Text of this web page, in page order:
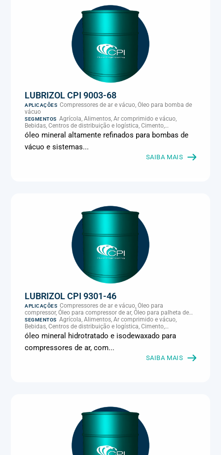
LUBRIZOL CPI 9003-68
APLICAÇÕES Compressores de ar e vácuo, Óleo para bomba de
vácuo
SEGMENTOS Agrícola, Alimentos, Ar comprimido e vácuo,
Bebidas, Centros de distribuição e logística, Cimento,
Climatização e HVAC, Data center, Eletroeletrônica, Embalagens
e latas, Energia (geração), Eólico, Farmacêutica e cosmética,
Frigoríficos e abate, Laticínios, Madeira e móveis,
Metalmecânica, Metalurgia e fundição, Mineração, MRO e
manutenção industrial, Naval e portuário, Panificação, Papel e
óleo mineral altamente refinados para bombas de
vácuo e sistemas...
SAIBA MAIS
LUBRIZOL CPI 9301-46
APLICAÇÕES Compressores de ar e vácuo, Óleo para
compressor, Óleo para compressor de ar, Óleo para palheta de
compressor, Refrigeração, climatização e compressores
SEGMENTOS Agrícola, Alimentos, Ar comprimido e vácuo,
Bebidas, Centros de distribuição e logística, Cimento,
Climatização e HVAC, Data center, Eletroeletrônica, Embalagens
e latas, Energia (geração), Eólico, Farmacêutica e cosmética,
Frigoríficos e abate, Laticínios, Madeira e móveis,
Metalmecânica, Metalurgia e fundição, Mineração, MRO e
manutenção industrial, Naval e portuário, Panificação, Papel e
óleo mineral hidrotratado e isodewaxado para
compressores de ar, com...
SAIBA MAIS